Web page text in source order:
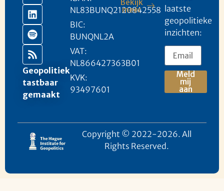
Geopolitiek
tastbaar
gemaakt
NL83BUNQ2120842558
BIC:
BUNQNL2A
VAT:
NL866427363B01
KVK:
93497601
Bekijk
meer
laatste
geopolitieke
inzichten:
Meld
mij
aan
Copyright © 2022-2026. All
Rights Reserved.